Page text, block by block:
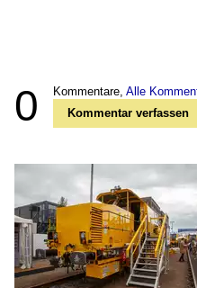
0 Kommentare, Alle
Kommentar verfassen